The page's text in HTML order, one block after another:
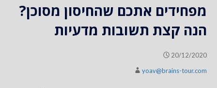
מפחידים אתכם שהחיסון מסוכן?
הנה קצת תשובות מדעיות
20/12/2020
yoav@brains-tour.com